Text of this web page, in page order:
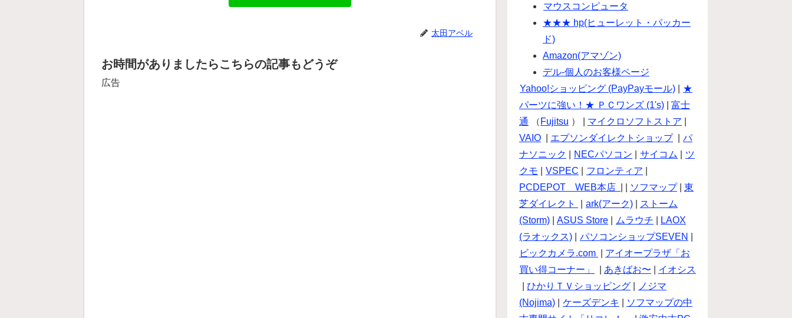
太田アベル
お時間がありましたらこちらの記事もどうぞ
広告
マウスコンピュータ
★★★ hp(ヒューレット・パッカー
ド)
Amazon(アマゾン)
デル-個人のお客様ページ
Yahoo!ショッピング (PayPayモール)
★
パーツに強い！★ ＰＣワンズ (1's)
富士
通
（ Fujitsu ） | マイクロソフトストア
VAIO
エプソンダイレクトショップ
パ
ナソニック
NECパソコン サイコム
ツ
クモ
VSPEC フロンティア
PCDEPOT WEB本店
ソフマップ| 東
芝ダイレクト
ark(アーク)
ストーム
(Storm)
ASUS Store ムラウチ
LAOX
(ラオックス)
パソコンショップSEVEN
ビックカメラ.com
アイオープラザ「お
買い得コーナー」
あきばお〜
イオシス
ひかりＴＶショッピング
ノジマ
(Nojima)
ケーズデンキ
ソフマップの中